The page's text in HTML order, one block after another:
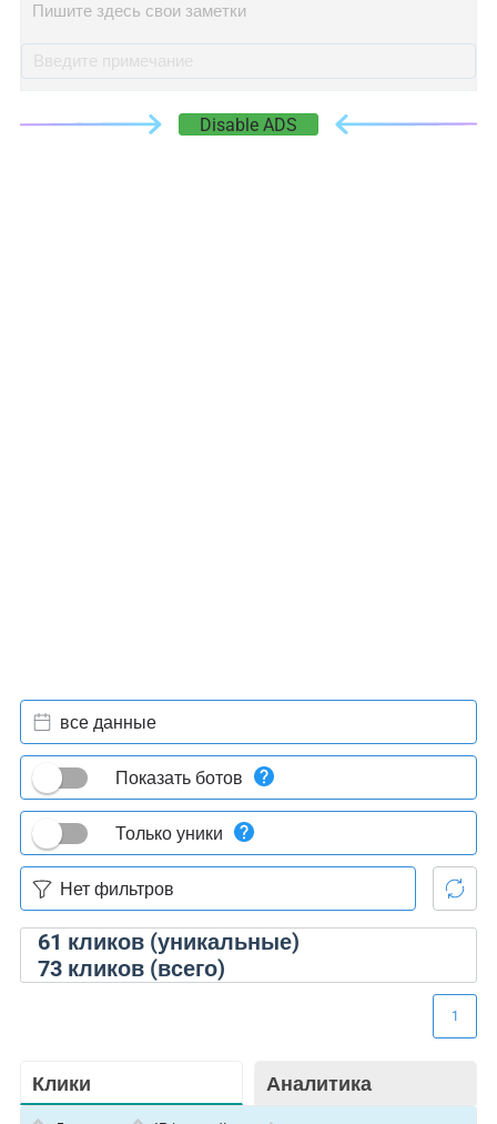
Пишите здесь свои заметки
Disable ADS
61 кликов (уникальные)
73кликов (всего)
все данные
Показать ботов
Только уники
Клики Аналитика
1